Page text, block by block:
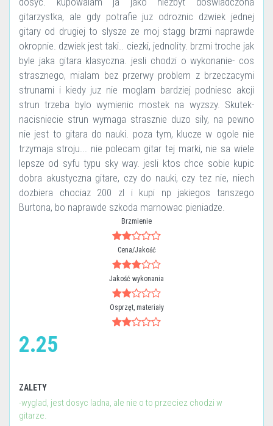
gitarzystka, ale gdy potrafie juz odroznic dzwiek jednej
gitary od drugiej to slysze ze moj stagg brzmi naprawde
okropnie. dzwiek jest taki.. ciezki, jednolity. brzmi troche jak
byle jaka gitara klasyczna. jesli chodzi o wykonanie- cos
strasznego, mialam bez przerwy problem z brzeczacymi
strunami i kiedy juz nie moglam bardziej podniesc akcji
strun trzeba bylo wymienic mostek na wyzszy. Skutek-
nacisniecie strun wymaga strasznie duzo sily, na pewno
nie jest to gitara do nauki. poza tym, klucze w ogole nie
trzymaja stroju... nie polecam gitar tej marki, nie sa wiele
lepsze od syfu typu sky way. jesli ktos chce sobie kupic
dobra akustyczna gitare, czy do nauki, czy tez nie, niech
dozbiera chociaz 200 zl i kupi np jakiegos tanszego
Burtona, bo naprawde szkoda marnowac pieniadze.
Brzmienie
Cena/Jakość
Jakość wykonania
Osprzęt, materiały
2.25
ZALETY
-wyglad, jest dosyc ladna, ale nie o to przeciez chodzi w
gitarze.